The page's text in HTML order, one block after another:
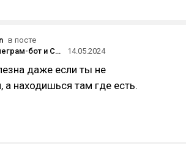
в посте
Таблицы, телеграм-бот и ChatGPT: простой способ вести семейные финансы
14.05.2024
даже если ты не
находишься там где есть.